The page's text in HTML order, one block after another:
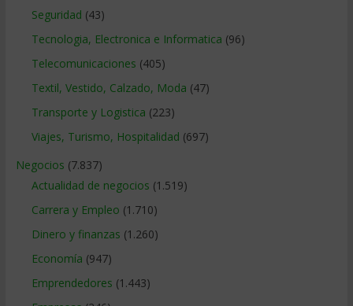
Seguridad (43)
Tecnologia, Electronica e Informatica (96)
Telecomunicaciones (405)
Textil, Vestido, Calzado, Moda (47)
Transporte y Logistica (223)
Viajes, Turismo, Hospitalidad (697)
Negocios (7.837)
Actualidad de negocios (1.519)
Carrera y Empleo (1.710)
Dinero y finanzas (1.260)
Economía (947)
Emprendedores (1.443)